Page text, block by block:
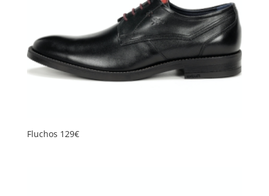
ancien
Fluchos 129€